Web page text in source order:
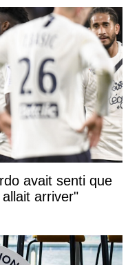
avait senti que
arriver"